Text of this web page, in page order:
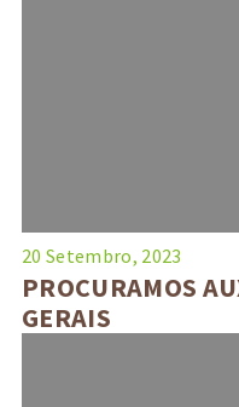
20 Setembro, 2023
PROCURAMOS
GERAIS